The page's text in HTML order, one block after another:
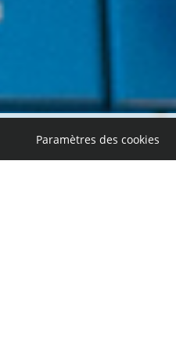
Paramètres des cookies